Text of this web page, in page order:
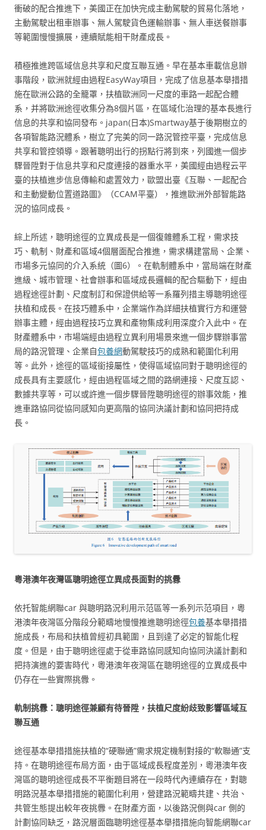
衝破的配合推進下，美國正在加快完成主動駕駛的貿易化落地，
主動駕駛出租車辦事、無人駕駛貨色運輸辦事、無人車送餐辦事
等範圍慢慢擴展，連續賦能相干財產成長。
積極推進跨區域信息共享和尺度互聯互通。早在基本車載信息辦
事階段，歐洲就經由過程EasyWay項目，完成了信息基本舉措措
施在歐洲公路的全籠罩，扶植歐洲同一尺度的車路一起配合體
系，并將歐洲途徑收集分為8個片區，在區域化治理的基本長進行
信息的共享和協同發布。japan(日本)Smartway基于後期樹立的
各項智能路況體系，樹立了完美的同一路況管控平臺，完成信息
共享和管控領導。跟著聰明出行的拐點行將到來，列國進一個步
驟晉陞對于信息共享和尺度連接的器重水平，美國經由過程云平
臺的扶植進步信息傳輸和處置效力，歐盟出臺《互聯、一起配合
和主動變動位置道路圖》（CCAM平臺），推進歐洲外部智能路
況的協同成長。
綜上所述，聰明途徑的立異成長是一個復雜體系工程，需求技
巧、軌制、財產和區域4個層面配合推進，需求構建當局、企業、
市場多元協同的介入系統（圖6）。在軌制體系中，當局端在財產
進級、城市管理、社會辦事和區域成長邏輯的配合驅動下，經由
過程途徑計劃、尺度制訂和保證供給等一系羅列措主導聰明途徑
扶植和成長。在技巧體系中，企業端作為詳細扶植實行方和運營
辦事主體，經由過程技巧立異和產物集成利用深度介入此中。在
財產體系中，市場端經由過程立異利用場景來進一個步驟辦事當
局的路況管理、企業自包養網動駕駛技巧的成熟和範圍化利用
等。此外，途徑的區域銜接屬性，使得區域協同對于聰明途徑的
成長具有主要感化，經由過程區域之間的路網連接、尺度互認、
數據共享等，可以或許進一個步驟晉陞聰明途徑的辦事效能，推
進車路協同從協同感知向更高階的協同決議計劃和協同把持成
長。
粵港澳年夜灣區聰明途徑立異成長面對的挑釁
依托智能網聯car 與聰明路況利用示范區等一系列示范項目，粵
港澳年夜灣區分階段分範疇地慢慢推進聰明途徑包養基本舉措措
施成長，布局和扶植曾經初具範圍，且到達了必定的智能化程
度。但是，由于聰明途徑處于從車路協同感知向協同決議計劃和
把持演進的要害時代，粵港澳年夜灣區在聰明途徑的立異成長中
仍存在一些實際挑釁。
軌制挑釁：聰明途徑兼顧有待晉陞，扶植尺度紛歧致影響區域互
聯互通
途徑基本舉措措施扶植的“硬聯通”需求規定機制對接的“軟聯通”支
持。在聰明途徑布局方面，由于區域成長程度差別，粵港澳年夜
灣區的聰明途徑成長不平衡題目將在一段時代內連續存在，對聰
明路況基本舉措措施的範圍化利用，營建路況範疇共建、共治、
共管生態提出較年夜挑釁。在財產方面，以後路況側與car 側的
計劃協同缺乏，路況層面臨聰明途徑基本舉措措施向智能網聯car